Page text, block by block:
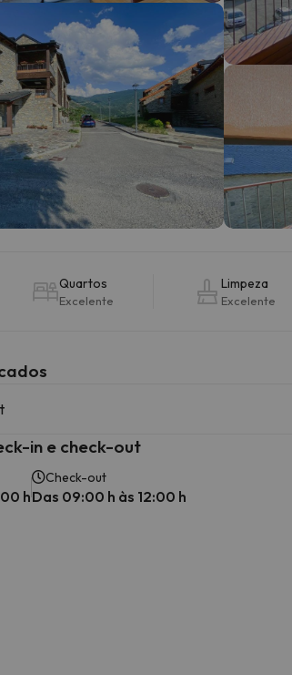
o nosso Seeker perdeu o seu caminho.
Quartos
Excelente
Limpeza
Excelente
in e check-out
h
Check-out
Das 09:00 h às 12:00 h